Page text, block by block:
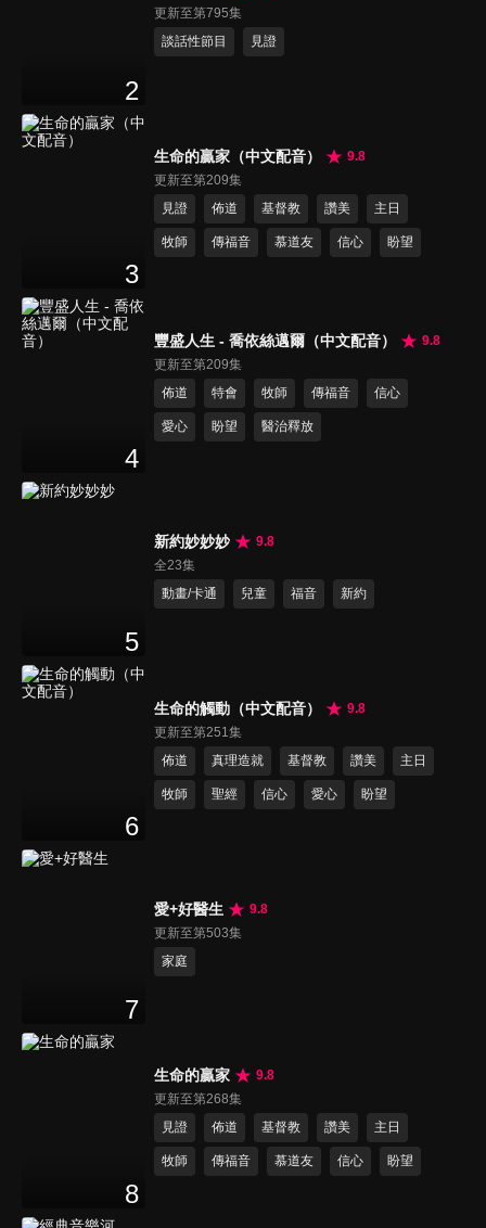
2
更新至第795集
談話性節目
見證
3
生命的贏家（中文配音）
9.8
更新至第209集
見證
佈道 基督教 讚美 主日
牧師 傳福音 慕道友 信心 盼望
4
豐盛人生 - 喬依絲邁爾（中文配音）
9.8
更新至第209集
佈道
特會 牧師 傳福音 信心
愛心 盼望 醫治釋放
5
新約妙妙妙
9.8
全23集
動畫/卡通
兒童 福音 新約
6
生命的觸動（中文配音）
9.8
更新至第251集
佈道
真理造就 基督教 讚美 主日
牧師 聖經 信心 愛心 盼望
7
愛+好醫生
9.8
更新至第503集
家庭
8
生命的贏家
9.8
更新至第268集
見證
佈道 基督教 讚美 主日
牧師 傳福音 慕道友 信心 盼望